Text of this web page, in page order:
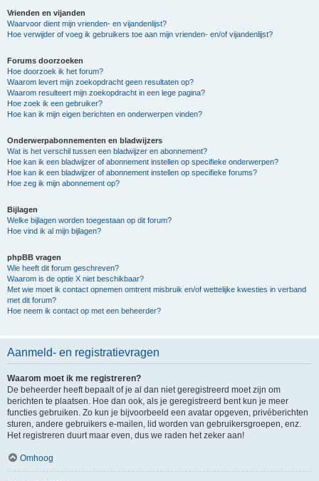
Vrienden en vijanden
Waarvoor dient mijn vrienden- en vijandenlijst?
Hoe verwijder of voeg ik gebruikers toe aan mijn vrienden- en/of vijandenlijst?
Forums doorzoeken
Hoe doorzoek ik het forum?
Waarom levert mijn zoekopdracht geen resultaten op?
Waarom resulteert mijn zoekopdracht in een lege pagina?
Hoe zoek ik een gebruiker?
Hoe kan ik mijn eigen berichten en onderwerpen vinden?
Onderwerpabonnementen en bladwijzers
Wat is het verschil tussen een bladwijzer en abonnement?
Hoe kan ik een bladwijzer of abonnement instellen op specifieke onderwerpen?
Hoe kan ik een bladwijzer of abonnement instellen op specifieke forums?
Hoe zeg ik mijn abonnement op?
Bijlagen
Welke bijlagen worden toegestaan op dit forum?
Hoe vind ik al mijn bijlagen?
phpBB vragen
Wie heeft dit forum geschreven?
Waarom is de optie X niet beschikbaar?
Met wie moet ik contact opnemen omtrent misbruik en/of wettelijke kwesties in verband
met dit forum?
Hoe neem ik contact op met een beheerder?
Aanmeld- en registratievragen
Waarom moet ik me registreren?
De beheerder heeft bepaalt of je al dan niet geregistreerd moet zijn om
berichten te plaatsen. Hoe dan ook, als je geregistreerd bent kun je meer
functies gebruiken. Zo kun je bijvoorbeeld een avatar opgeven, privéberichten
sturen, andere gebruikers e-mailen, lid worden van gebruikersgroepen, enz.
Het registreren duurt maar even, dus we raden het zeker aan!
Omhoog